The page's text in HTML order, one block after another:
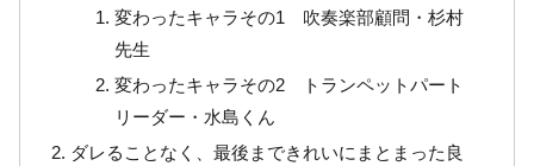
変わったキャラその1 吹奏楽部顧問・杉村
先生
変わったキャラその2 トランペットパート
リーダー・水島くん
ダレることなく、最後まできれいにまとまった良